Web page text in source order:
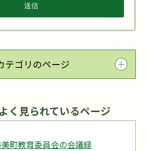
テゴリのページ
く見られているページ
町教育委員会の会議録